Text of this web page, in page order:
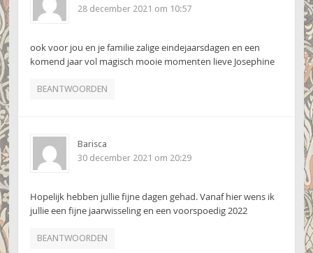
28 december 2021 om 10:57
ook voor jou en je familie zalige eindejaarsdagen en een
komend jaar vol magisch mooie momenten lieve Josephine
BEANTWOORDEN
Barisca
30 december 2021 om 20:29
Hopelijk hebben jullie fijne dagen gehad. Vanaf hier wens ik
jullie een fijne jaarwisseling en een voorspoedig 2022
BEANTWOORDEN